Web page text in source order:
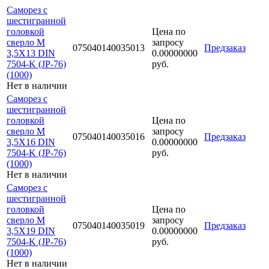
Саморез с
шестигранной
головкой
сверло М
3,5Х13 DIN
7504-K (JP-76)
(1000)
Нет в наличии
075040140035013
Цена по
запросу
0.00000000
руб.
Предзаказ
Саморез с
шестигранной
головкой
сверло М
3,5Х16 DIN
7504-K (JP-76)
(1000)
Нет в наличии
075040140035016
Цена по
запросу
0.00000000
руб.
Предзаказ
Саморез с
шестигранной
головкой
сверло М
3,5Х19 DIN
7504-K (JP-76)
(1000)
Нет в наличии
075040140035019
Цена по
запросу
0.00000000
руб.
Предзаказ